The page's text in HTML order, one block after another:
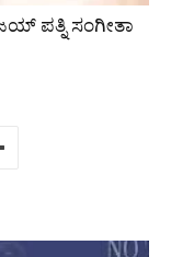
ಪತ್ನಿ ಸಂಗೀತಾ